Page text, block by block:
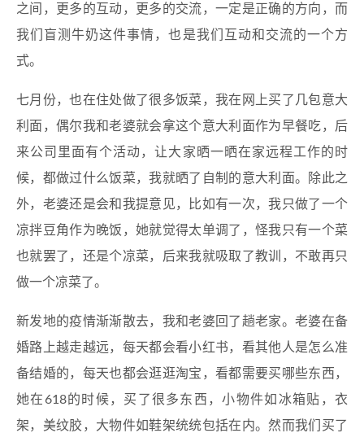
之间，更多的互动，更多的交流，一定是正确的方向，而
我们盲测牛奶这件事情，也是我们互动和交流的一个方
式。
七月份，也在住处做了很多饭菜，我在网上买了几包意大
利面，偶尔我和老婆就会拿这个意大利面作为早餐吃，后
来公司里面有个活动，让大家晒一晒在家远程工作的时
候，都做过什么饭菜，我就晒了自制的意大利面。除此之
外，老婆还是会和我提意见，比如有一次，我只做了一个
凉拌豆角作为晚饭，她就觉得太单调了，怪我只有一个菜
也就罢了，还是个凉菜，后来我就吸取了教训，不敢再只
做一个凉菜了。
新发地的疫情渐渐散去，我和老婆回了趟老家。老婆在备
婚路上越走越远，每天都会看小红书，看其他人是怎么准
备结婚的，每天也都会逛逛淘宝，看都需要买哪些东西，
她在618的时候，买了很多东西，小物件如冰箱贴，衣
架，美纹胶，大物件如鞋架统统包括在内。然而我们买了